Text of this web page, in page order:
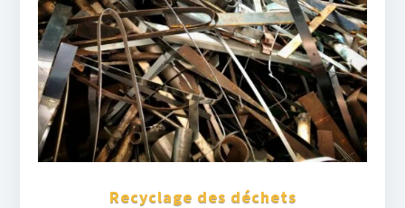
Recyclage des déchets